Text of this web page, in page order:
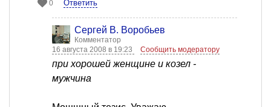
0 Ответить
Сергей В. Воробьев
Комментатор
16 августа 2008 в 19:23
Сообщить модератору
при хорошей женщине и козел -
мужчина